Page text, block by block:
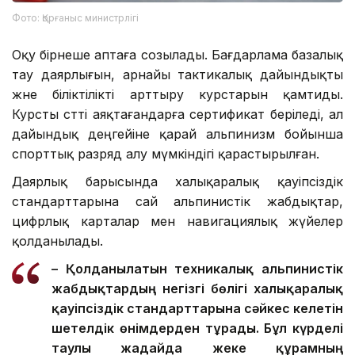
Фото: Қорғаныс министрлігі
Оқу бірнеше аптаға созылады. Бағдарлама базалық
тау даярлығын, арнайы тактикалық дайындықты
және біліктілікті арттыру курстарын қамтиды.
Курсты сәтті аяқтағандарға сертификат беріледі, ал
дайындық деңгейіне қарай альпинизм бойынша
спорттық разряд алу мүмкіндігі қарастырылған.
Даярлық барысында халықаралық қауіпсіздік
стандарттарына сай альпинистік жабдықтар,
цифрлық карталар мен навигациялық жүйелер
қолданылады.
– Қолданылатын техникалық альпинистік
жабдықтардың негізгі бөлігі халықаралық
қауіпсіздік стандарттарына сәйкес келетін
шетелдік өнімдерден тұрады. Бұл күрделі
таулы жағдайда жеке құрамның